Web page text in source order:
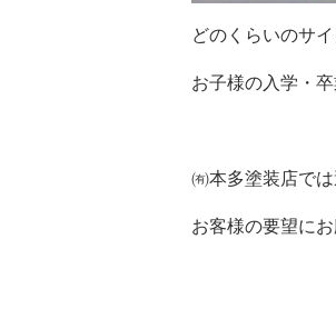
どのくらいのサ
お子様の入学・
㈲本多塗装店で
お客様の要望に